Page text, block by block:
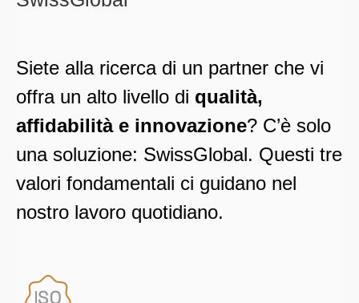
Siete alla ricerca di un partner che vi
offra un alto livello di qualità,
affidabilità e innovazione? C’è solo
una soluzione: SwissGlobal. Questi tre
valori fondamentali ci guidano nel
nostro lavoro quotidiano.